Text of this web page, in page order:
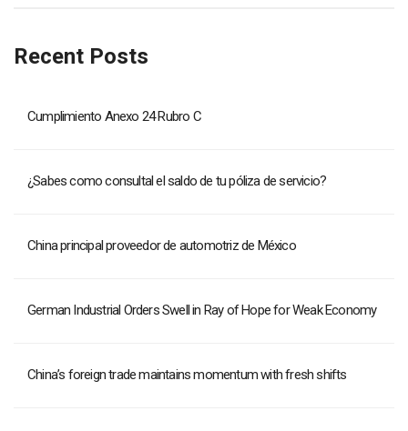
Recent Posts
Cumplimiento Anexo 24 Rubro C
¿Sabes como consultal el saldo de tu póliza de servicio?
China principal proveedor de automotriz de México
German Industrial Orders Swell in Ray of Hope for Weak Economy
China’s foreign trade maintains momentum with fresh shifts